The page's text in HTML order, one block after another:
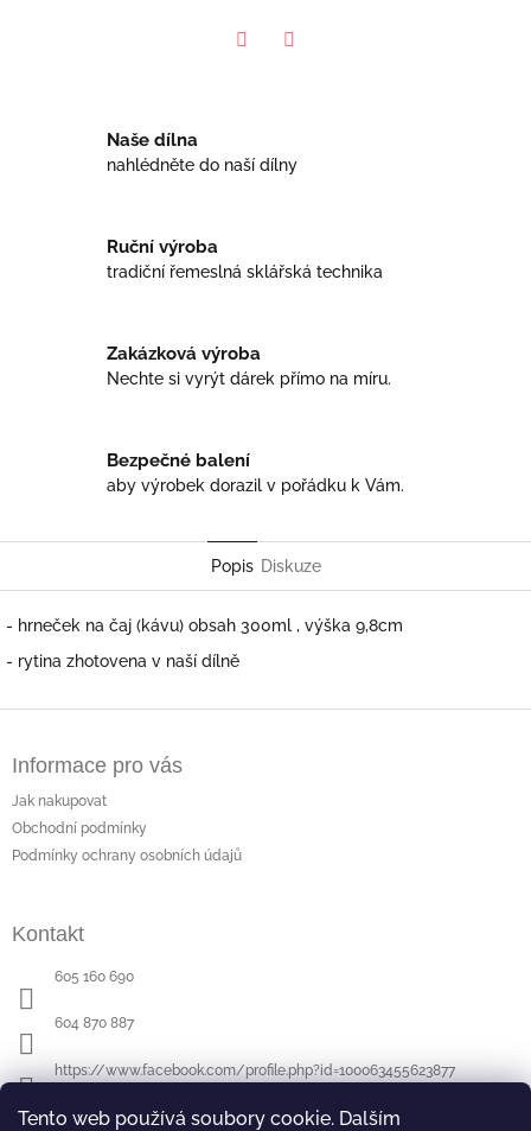
Tento web používá soubory cookie. Dalším
Naše dílna
nahlédněte do naší dílny
Ruční výroba
tradiční řemeslná sklářská technika
Zakázková výroba
Nechte si vyrýt dárek přímo na míru.
Bezpečné balení
aby výrobek dorazil v pořádku k Vám.
Popis Diskuze
- hrneček na čaj (kávu) obsah 300ml , výška 9,8cm
- rytina zhotovena v naší dílně
Informace pro vás
Jak nakupovat
Obchodní podmínky
Podmínky ochrany osobních údajů
Kontakt
605 160 690
604 870 887
https://www.facebook.com/profile.php?id=100063455623877